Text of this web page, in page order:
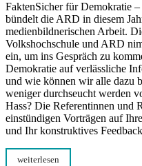
FaktenSicher für Demokratie
bündelt die ARD in diesem
medienbildnerischen Arbeit.
Volkshochschule und ARD
ein, um ins Gespräch zu
Demokratie auf verlässliche
und wie können wir alle dazu
weniger durchseucht werden
Hass? Die Referentinnen und
einstündigen Vorträgen auf
und Ihr konstruktives
weiterlesen